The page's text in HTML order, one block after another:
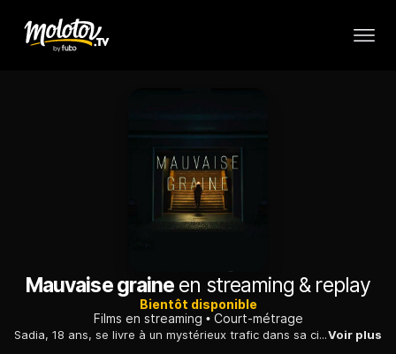
Mauvaise graine en streaming & replay
Bientôt disponible
Films en streaming
Court-métrage
Sadia, 18 ans, se livre à un mystérieux trafic dans sa cité. Le jour où son copain Arthur découvre ses activités illégales et le réseau qui se cache derrière, il va devoir effectuer un choix...Voir plus